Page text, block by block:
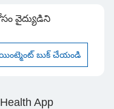
వైద్యుడిని
బుక్ చేయండి
App